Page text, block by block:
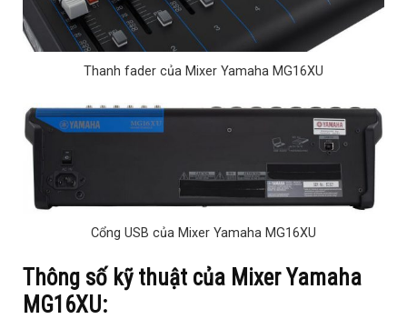
Thanh fader của Mixer Yamaha MG16XU
Cổng USB của Mixer Yamaha MG16XU
Thông số kỹ thuật của Mixer Yamaha
MG16XU: